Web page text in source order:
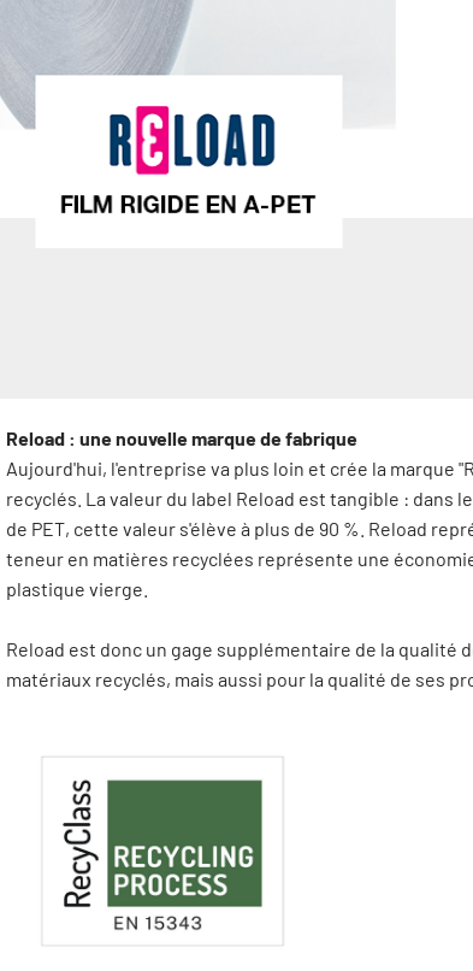
Reload : une nouvelle marque de fabrique
Aujourd'hui, l'entreprise va plus loin et crée la marque
recyclés. La valeur du label Reload est tangible : dans
de PET, cette valeur s'élève à plus de 90 %. Reload
teneur en matières recyclées représente une
plastique vierge.
Reload est donc un gage supplémentaire de la
matériaux recyclés, mais aussi pour la qualité de ses